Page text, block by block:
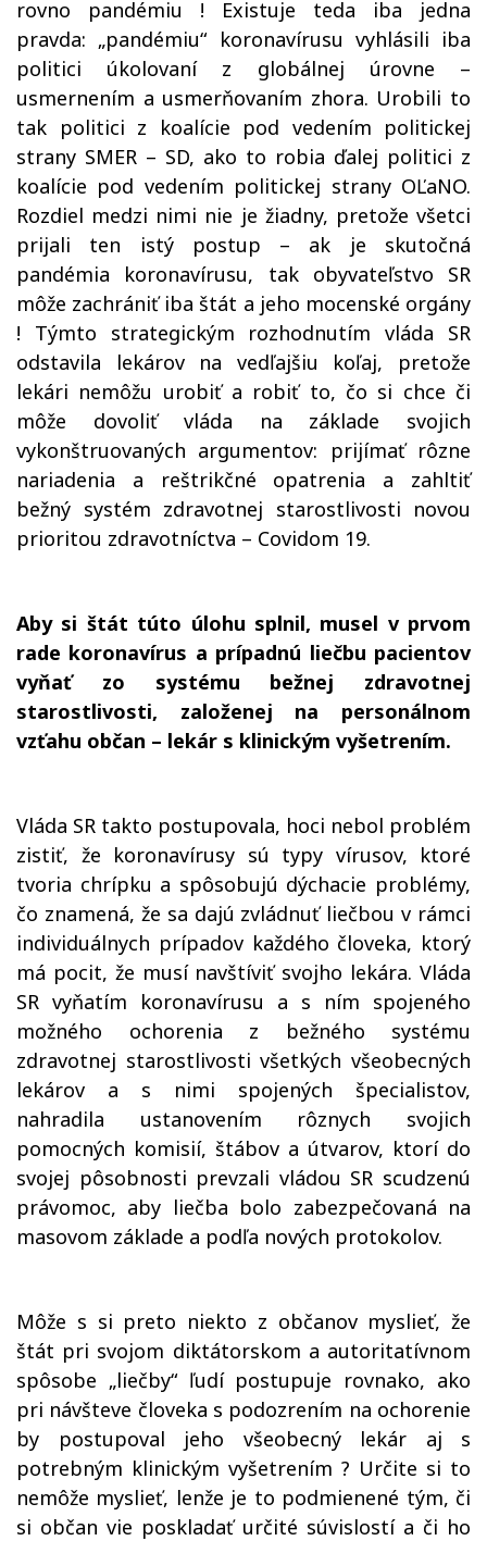
rovno pandémiu ! Existuje teda iba jedna
pravda: „pandémiu“ koronavírusu vyhlásili iba
politici úkolovaní z globálnej úrovne –
usmernením a usmerňovaním zhora. Urobili to
tak politici z koalície pod vedením politickej
strany SMER – SD, ako to robia ďalej politici z
koalície pod vedením politickej strany OĽaNO.
Rozdiel medzi nimi nie je žiadny, pretože všetci
prijali ten istý postup – ak je skutočná
pandémia koronavírusu, tak obyvateľstvo SR
môže zachrániť iba štát a jeho mocenské orgány
! Týmto strategickým rozhodnutím vláda SR
odstavila lekárov na vedľajšiu koľaj, pretože
lekári nemôžu urobiť a robiť to, čo si chce či
môže dovoliť vláda na základe svojich
vykonštruovaných argumentov: prijímať rôzne
nariadenia a reštrikčné opatrenia a zahltiť
bežný systém zdravotnej starostlivosti novou
prioritou zdravotníctva – Covidom 19.
Aby si štát túto úlohu splnil, musel v prvom
rade koronavírus a prípadnú liečbu pacientov
vyňať zo systému bežnej zdravotnej
starostlivosti, založenej na personálnom
vzťahu občan – lekár s klinickým vyšetrením.
Vláda SR takto postupovala, hoci nebol problém
zistiť, že koronavírusy sú typy vírusov, ktoré
tvoria chrípku a spôsobujú dýchacie problémy,
čo znamená, že sa dajú zvládnuť liečbou v rámci
individuálnych prípadov každého človeka, ktorý
má pocit, že musí navštíviť svojho lekára. Vláda
SR vyňatím koronavírusu a s ním spojeného
možného ochorenia z bežného systému
zdravotnej starostlivosti všetkých všeobecných
lekárov a s nimi spojených špecialistov,
nahradila ustanovením rôznych svojich
pomocných komisií, štábov a útvarov, ktorí do
svojej pôsobnosti prevzali vládou SR scudzenú
právomoc, aby liečba bolo zabezpečovaná na
masovom základe a podľa nových protokolov.
Môže s si preto niekto z občanov myslieť, že
štát pri svojom diktátorskom a autoritatívnom
spôsobe „liečby“ ľudí postupuje rovnako, ako
pri návšteve človeka s podozrením na ochorenie
by postupoval jeho všeobecný lekár aj s
potrebným klinickým vyšetrením ? Určite si to
nemôže myslieť, lenže je to podmienené tým, či
si občan vie poskladať určité súvislostí a či ho